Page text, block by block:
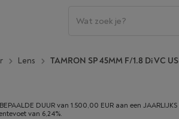
Lens TAMRON SP 45MM F/1.8 Di VC
DUUR van 1.500,00 EUR aan een
van 6,24%.